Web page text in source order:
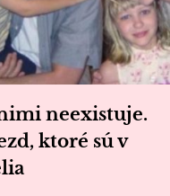
neexistuje.
ktoré sú v